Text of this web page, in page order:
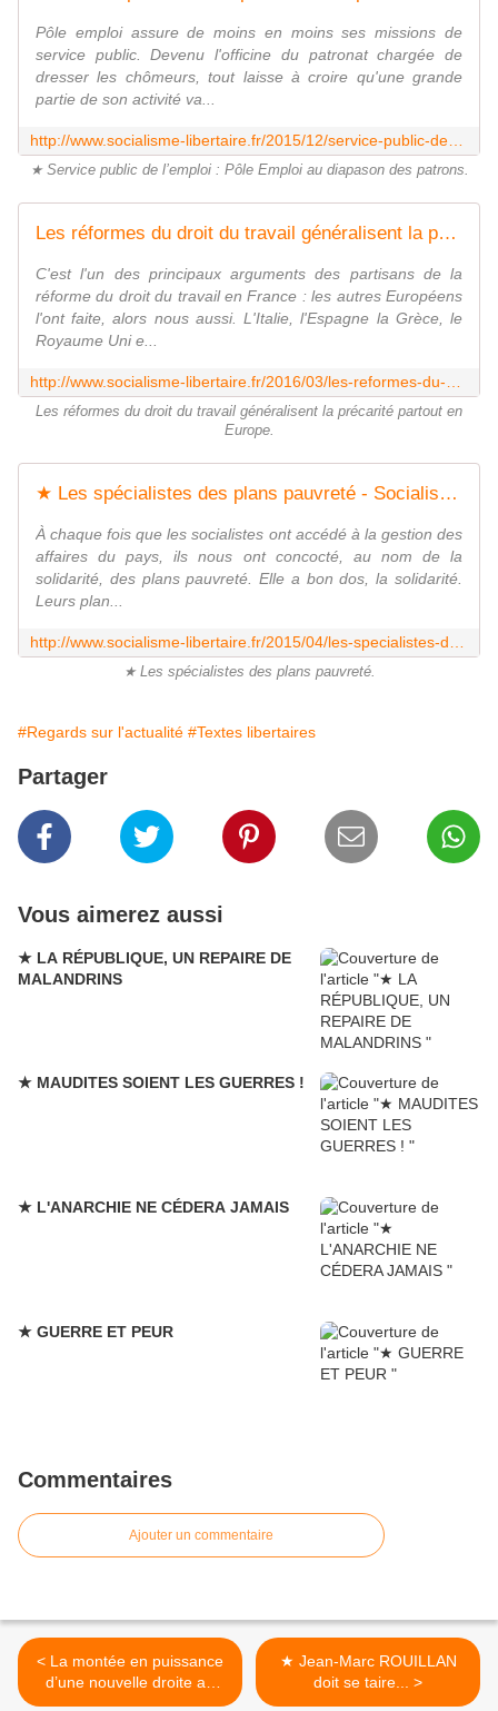
Pôle emploi assure de moins en moins ses missions de
service public. Devenu l'officine du patronat chargée de
dresser les chômeurs, tout laisse à croire qu'une grande
partie de son activité va...
★ Service public de l’emploi : Pôle Emploi au diapason des patrons.
Les réformes du droit du travail généralisent la précarité partout en Europe - Socialisme libertaire
C'est l'un des principaux arguments des partisans de la
réforme du droit du travail en France : les autres Européens
l'ont faite, alors nous aussi. L'Italie, l'Espagne la Grèce, le
Royaume Uni e...
Les réformes du droit du travail généralisent la précarité partout en
Europe.
★ Les spécialistes des plans pauvreté - Socialisme libertaire
À chaque fois que les socialistes ont accédé à la gestion des
affaires du pays, ils nous ont concocté, au nom de la
solidarité, des plans pauvreté. Elle a bon dos, la solidarité.
Leurs plan...
★ Les spécialistes des plans pauvreté.
#Regards sur l'actualité #Textes libertaires
Partager
Vous aimerez aussi
★ LA RÉPUBLIQUE, UN REPAIRE DE
MALANDRINS
★ MAUDITES SOIENT LES GUERRES !
★ L'ANARCHIE NE CÉDERA JAMAIS
★ GUERRE ET PEUR
Commentaires
Ajouter un commentaire
< La montée en puissance
d’une nouvelle droite au
Brésil
★ Jean-Marc ROUILLAN
doit se taire... >